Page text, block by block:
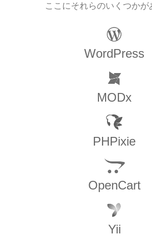
ここにそれらのいくつかが
WordPress
MODx
PHPixie
OpenCart
Yii